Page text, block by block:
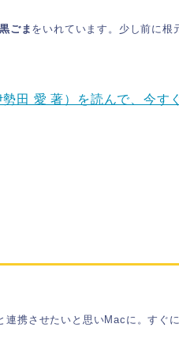
ごま をいれています。少し前に根
田 愛 著）を読んで、今す
携させたいと思いMacに。すぐ